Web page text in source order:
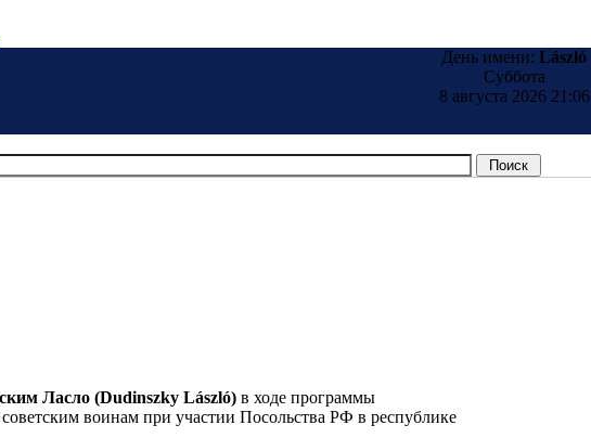
День имени: László
Суббота
8 августа 2026 21:06
Ласло (Dudinszky László) в ходе программы
воинам при участии Посольства РФ в республике